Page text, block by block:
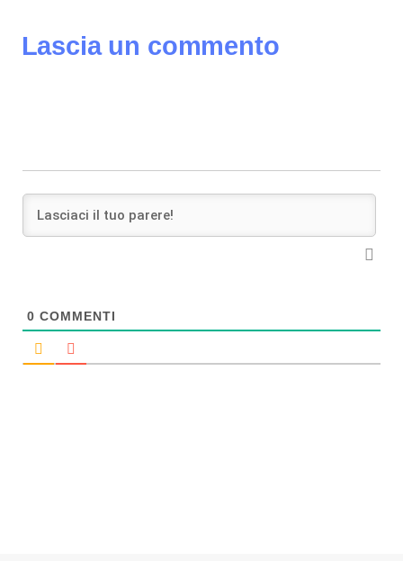
Lascia un commento
0 COMMENTI